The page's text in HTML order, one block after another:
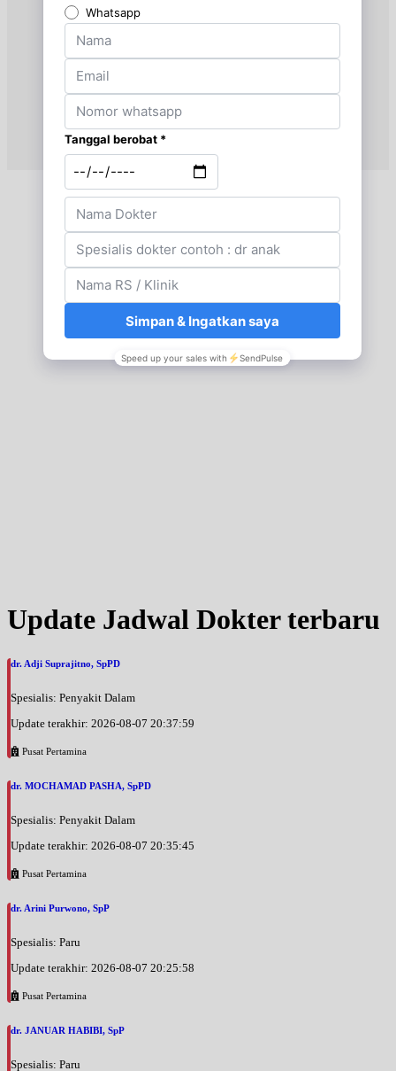
Jumat, 28/08/2026
Jam 16:00 - 18:00
Sabtu, 29/08/2026
Jam 14:00 - 16:00
Minggu, 30/08/2026
Jam 10:00 - 11:00
Senin, 31/08/2026
Jam 18:00 - 20:00
Rabu, 02/09/2026
Jam 18:00 - 20:00
Jumat, 04/09/2026
Jam 16:00 - 18:00
Update Jadwal Dokter terbaru
dr. Adji Suprajitno, SpPD
Spesialis: Penyakit Dalam
Update terakhir: 2026-08-07 20:37:59
Pusat Pertamina
dr. MOCHAMAD PASHA, SpPD
Spesialis: Penyakit Dalam
Update terakhir: 2026-08-07 20:35:45
Pusat Pertamina
dr. Arini Purwono, SpP
Spesialis: Paru
Update terakhir: 2026-08-07 20:25:58
Pusat Pertamina
dr. JANUAR HABIBI, SpP
Spesialis: Paru